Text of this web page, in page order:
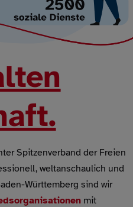
Spitzenverband der Freien
weltanschaulich und
Württemberg sind wir
mit